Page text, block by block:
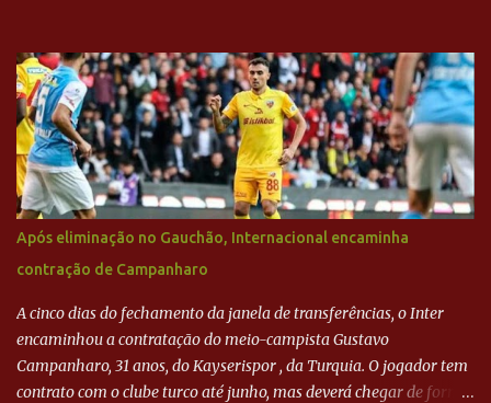
Após eliminação no Gauchão, Internacional encaminha
contração de Campanharo
A cinco dias do fechamento da janela de transferências, o Inter
encaminhou a contratação do meio-campista Gustavo
Campanharo, 31 anos, do Kayserispor , da Turquia. O jogador tem
contrato com o clube turco até junho, mas deverá chegar de forma